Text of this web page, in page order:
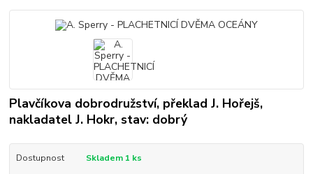
Plavčíkova dobrodružství, překlad J. Hořejš,
nakladatel J. Hokr, stav: dobrý
Dostupnost Skladem 1 ks